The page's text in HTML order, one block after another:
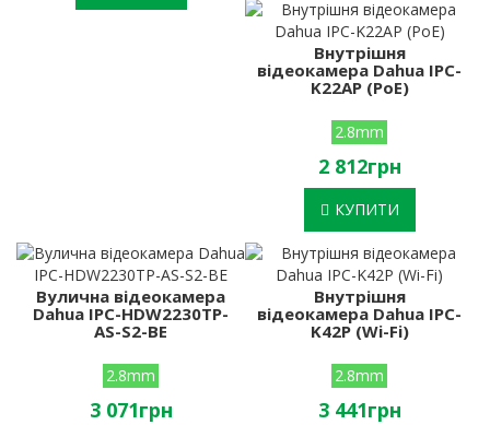
Внутрішня
відеокамера Dahua IPC-
K22AP (PoE)
2.8mm
2 812грн
КУПИТИ
Вулична відеокамера
Dahua IPC-HDW2230TP-
AS-S2-BE
2.8mm
3 071грн
Внутрішня
відеокамера Dahua IPC-
K42P (Wi-Fi)
2.8mm
3 441грн